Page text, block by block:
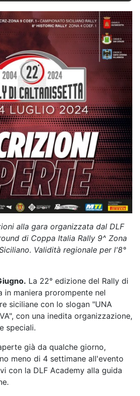
alla gara organizzata dal DLF
di Coppa Italia Rally 9^ Zona
Validità regionale per l'8°
La 22° edizione del Rally di
in maniera prorompente nel
siciliane con lo slogan "UNA
con una inedita organizzazione,
speciali.
già da qualche giorno,
meno di 4 settimane all'evento
con la DLF Academy alla guida